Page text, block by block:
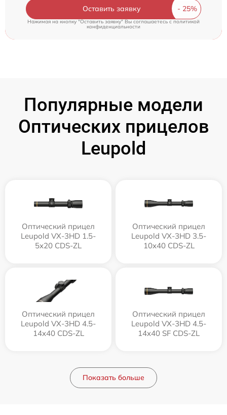
Оставить заявку
Нажимая на кнопку "Оставить заявку" Вы соглашаетесь cполитикой
конфиденциальности
Популярные модели
Оптических прицелов
Leupold
Оптический прицел
Leupold VX-3HD 1.5-
5x20 CDS-ZL
Оптический прицел
Leupold VX-3HD 3.5-
10x40 CDS-ZL
Оптический прицел
Leupold VX-3HD 4.5-
14x40 CDS-ZL
Оптический прицел
Leupold VX-3HD 4.5-
14x40 SF CDS-ZL
Показать больше